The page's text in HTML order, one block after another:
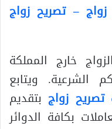
– تصريح زواج
خارج المملكة
الشرعية. ويتابع
زواج بتقديم
بكافة الدوائر